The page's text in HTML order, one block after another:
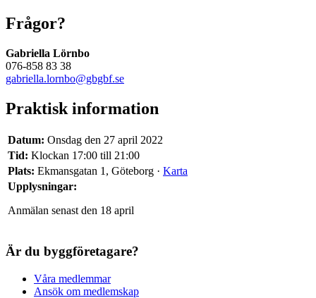
Frågor?
Gabriella Lörnbo
076-858 83 38
gabriella.lornbo@gbgbf.se
Praktisk information
Datum: Onsdag den 27 april 2022
Tid: Klockan 17:00 till 21:00
Plats: Ekmansgatan 1, Göteborg · Karta
Upplysningar:
Anmälan senast den 18 april
Är du byggföretagare?
Våra medlemmar
Ansök om medlemskap